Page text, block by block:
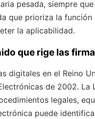
pesada, siempre
que prioriza la
la aplicabilidad.
que rige las
digitales en el Reino
de 2002.
legales,
puede